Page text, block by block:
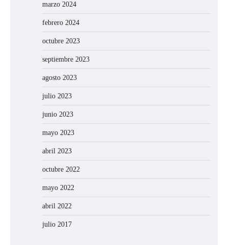
marzo 2024
febrero 2024
octubre 2023
septiembre 2023
agosto 2023
julio 2023
junio 2023
mayo 2023
abril 2023
octubre 2022
mayo 2022
abril 2022
julio 2017